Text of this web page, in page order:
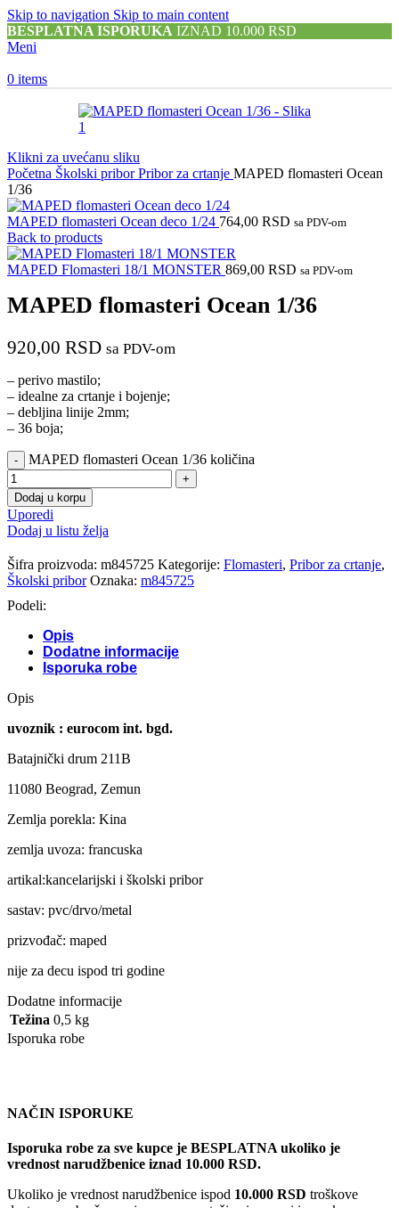
Skip to navigation Skip to main content
BESPLATNA ISPORUKA IZNAD 10.000 RSD
Meni
0 items
Klikni za uvećanu sliku
Početna Školski priborPribor za crtanje MAPED flomasteri Ocean
1/36
MAPED flomasteri Ocean deco 1/24 764,00 RSD sa PDV-om
Back to products
MAPED Flomasteri 18/1 MONSTER 869,00 RSD sa PDV-om
MAPED flomasteri Ocean 1/36
920,00 RSD sa PDV-om
– perivo mastilo;
– idealne za crtanje i bojenje;
– debljina linije 2mm;
– 36 boja;
MAPED flomasteri Ocean 1/36 količina
Dodaj u korpu
Uporedi
Dodaj u listu želja
Šifra proizvoda: m845725 Kategorije: Flomasteri, Pribor za crtanje,
Školski pribor Oznaka: m845725
Podeli:
Opis
Dodatne informacije
Isporuka robe
Opis
uvoznik : eurocom int. bgd.
Batajnički drum 211B
11080 Beograd, Zemun
Zemlja porekla: Kina
zemlja uvoza: francuska
artikal:kancelarijski i školski pribor
sastav: pvc/drvo/metal
prizvođač: maped
nije za decu ispod tri godine
Dodatne informacije
Težina 0,5 kg
Isporuka robe
NAČIN ISPORUKE
Isporuka robe za sve kupce je BESPLATNA ukoliko je
vrednost narudžbenice iznad 10.000 RSD.
Ukoliko je vrednost narudžbenice ispod 10.000 RSD troškove